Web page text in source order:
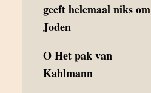
geeft helemaal niks om
Joden
OHet pak van
Kahlmann